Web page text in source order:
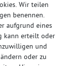
vorbehalten.
Wir teilen
benennen.
aufgrund eines
kann erteilt oder
und
oder zu